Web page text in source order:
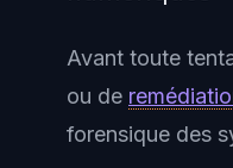
Avant toute
ou de
forensique des